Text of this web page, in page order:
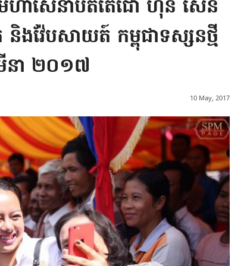
I
អង្គ
ភាព​
ហាសេនាបតីតេជោ ហ៊ុន សែន
ងវ៉ែបសាយត៍ កម្ពុជាទស្សនថ្មី
នា ២០១៧
10 May, 2017